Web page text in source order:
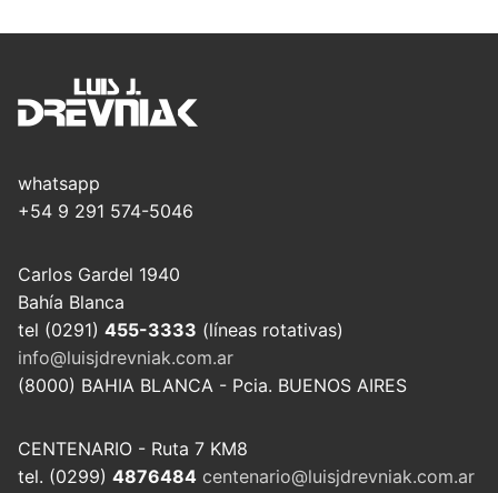
whatsapp
+54 9 291 574-5046
Carlos Gardel 1940
Bahía Blanca
tel (0291) 455-3333 (líneas rotativas)
info@luisjdrevniak.com.ar
(8000) BAHIA BLANCA - Pcia. BUENOS AIRES
CENTENARIO - Ruta 7 KM8
tel. (0299) 4876484 centenario@luisjdrevniak.com.ar